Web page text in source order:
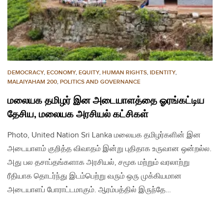
DEMOCRACY, ECONOMY, EQUITY, HUMAN RIGHTS, IDENTITY,
MALAIYAHAM 200, POLITICS AND GOVERNANCE
மலையக தமிழர் இன அடையாளத்தை ஓரங்கட்டிய
தேசிய, மலையக அரசியல் கட்சிகள்
Photo, United Nation Sri Lanka மலையக தமிழர்களின் இன
அடையாளம் குறித்த விவாதம் இன்று புதிதாக உருவான ஒன்றல்ல.
அது பல தசாப்தங்களாக அரசியல், சமூக மற்றும் வரலாற்று
ரீதியாக தொடர்ந்து இடம்பெற்று வரும் ஒரு முக்கியமான
அடையாளப் போராட்டமாகும். ஆரம்பத்தில் இருந்தே…